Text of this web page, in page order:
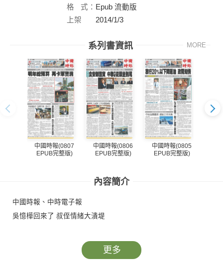
格
式： Epub 流動版
上架
2014/1/3
系列書資訊 MORE
中國時報(0807
EPUB完整版)
中國時報(0806
EPUB完整版)
中國時報(0805
EPUB完整版)
內容簡介
中國時報、中時電子報
吳憶樺回來了 叔侄情緒大潰堤
更多